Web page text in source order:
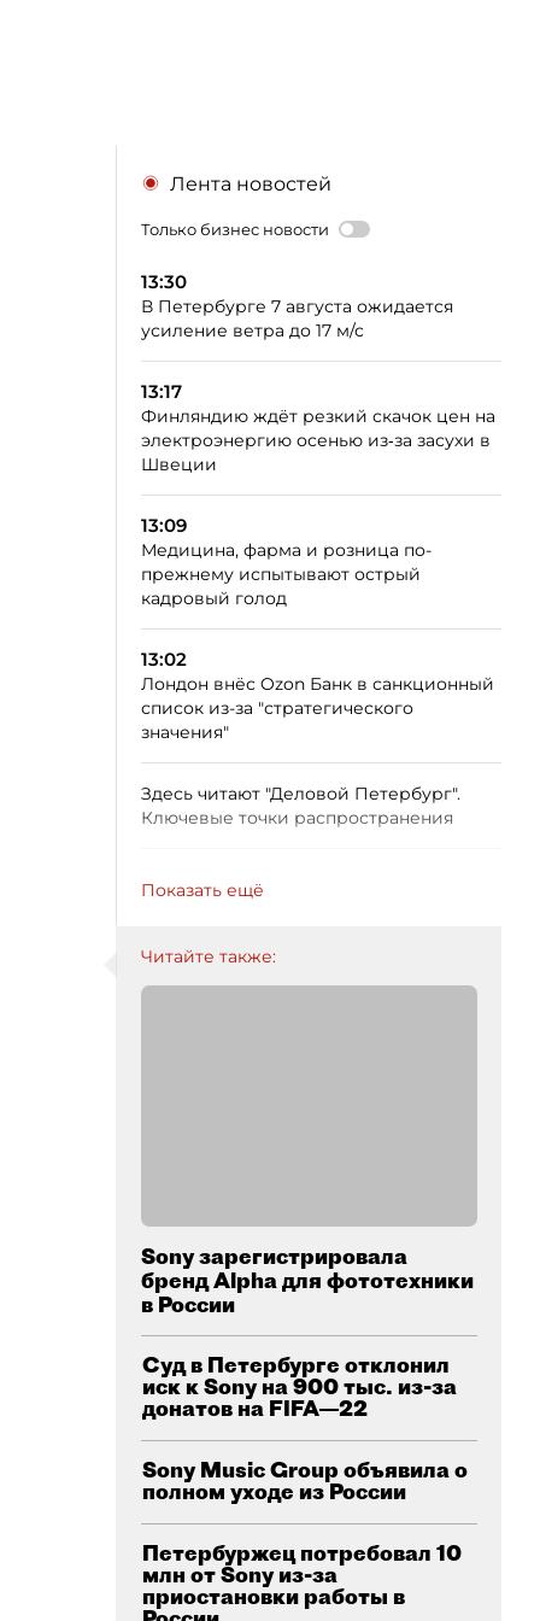
Лента новостей
Только бизнес новости
13:30
В Петербурге 7 августа ожидается
усиление ветра до 17 м/с
13:17
Финляндию ждёт резкий скачок цен на
электроэнергию осенью из‑за засухи в
Швеции
13:09
Медицина, фарма и розница по-
прежнему испытывают острый
кадровый голод
13:02
Лондон внёс Ozon Банк в санкционный
список из-за "стратегического
значения"
Здесь читают "Деловой Петербург".
Ключевые точки распространения
Показать ещё
Читайте также:
Sony зарегистрировала
бренд Alpha для фототехники
в России
Суд в Петербурге отклонил
иск к Sony на 900 тыс. из-за
донатов на FIFA—22
Sony Music Group объявила о
полном уходе из России
Петербуржец потребовал 10
млн от Sony из-за
приостановки работы в